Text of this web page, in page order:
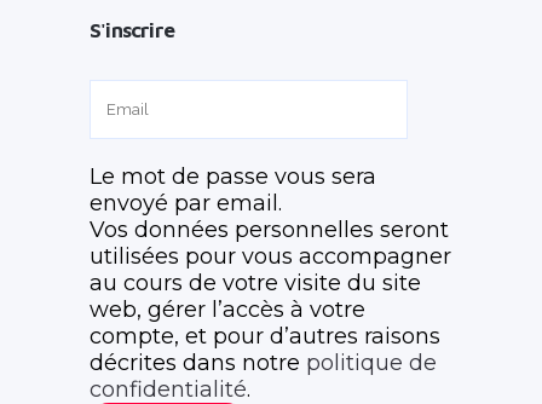
S'inscrire
Le mot de passe vous sera
envoyé par email.
Vos données personnelles seront
utilisées pour vous accompagner
au cours de votre visite du site
web, gérer l’accès à votre
compte, et pour d’autres raisons
décrites dans notre politique de
confidentialité.